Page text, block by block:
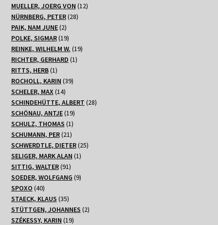
Produkte
MUELLER, JOERG VON 1212
NÜRNBERG, PETER 2828
PAIK, NAM JUNE 22
Produkte
POLKE, SIGMAR 1919
Produkte
REINKE, WILHELM W. 1919
RICHTER, GERHARD 11
RITTS, HERB 11
Produkt
ROCHOLL, KARIN 3939
SCHELER, MAX 1414
Produkte
SCHINDEHÜTTE, ALBERT 2828
SCHÖNAU, ANTJE 1919
Produkte
SCHULZ, THOMAS 11
Produkt
SCHUMANN, PER 2121
Produkte
SCHWERDTLE, DIETER 2525
SELIGER, MARK ALAN 11
SITTIG, WALTER 9191
Produkte
SOEDER, WOLFGANG 99
SPOXO 4040
Produkte
STAECK, KLAUS 3535
Produkte
STÜTTGEN, JOHANNES 22
SZÉKESSY, KARIN 1919